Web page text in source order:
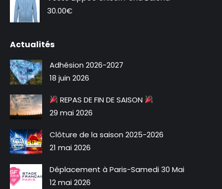
30.00€
Actualités
Adhésion 2026-2027
18 juin 2026
REPAS DE FIN DE SAISON
29 mai 2026
Clôture de la saison 2025-2026
21 mai 2026
Déplacement à Paris-Samedi 30 Mai
12 mai 2026